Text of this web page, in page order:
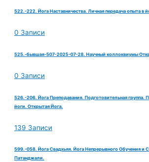
522.-222. Йога Наставничества. Личная передача опыта в
0 Записи
525.-бывшая-507-2025-07-28. Научный коллоквиумы
0 Записи
526.-206. Йога Преподавания. Подготовительная группа.
йоги. Открытая Йога.
139 Записи
599.-058. Йога Свадхьяя. Йога Непрерывного Обучения и
Патанджали.